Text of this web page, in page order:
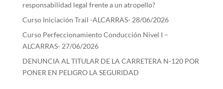
responsabilidad legal frente a un atropello?
Curso Iniciación Trail -ALCARRAS- 28/06/2026
Curso Perfeccionamiento Conducción Nivel I –
ALCARRAS- 27/06/2026
DENUNCIA AL TITULAR DE LA CARRETERA N-120 POR
PONER EN PELIGRO LA SEGURIDAD